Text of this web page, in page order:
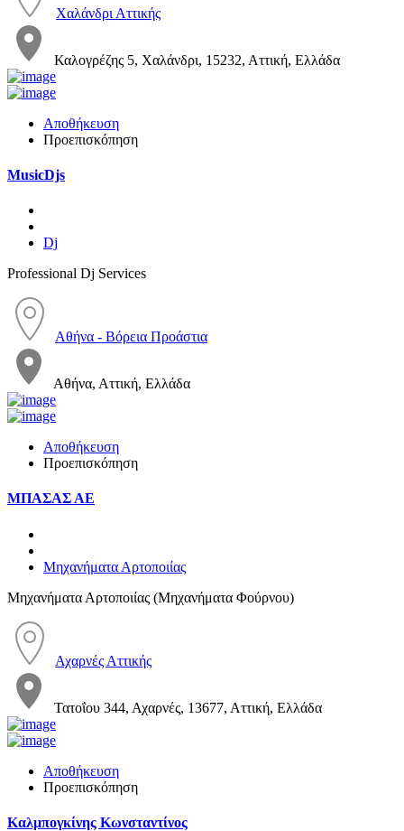
Χαλάνδρι Αττικής
Καλογρέζης 5, Χαλάνδρι, 15232, Αττική, Ελλάδα
Αποθήκευση
Προεπισκόπηση
MusicDjs
Dj
Professional Dj Services
Αθήνα - Βόρεια Προάστια
Αθήνα, Αττική, Ελλάδα
Αποθήκευση
Προεπισκόπηση
ΜΠΑΣΑΣ ΑΕ
Μηχανήματα Αρτοποιίας
Μηχανήματα Αρτοποιίας (Μηχανήματα Φούρνου)
Αχαρνές Αττικής
Τατοΐου 344, Αχαρνές, 13677, Αττική, Ελλάδα
Αποθήκευση
Προεπισκόπηση
Καλμπογκίνης Κωνσταντίνος